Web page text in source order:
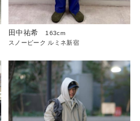
田中祐希
163cm
スノーピーク ルミネ新宿